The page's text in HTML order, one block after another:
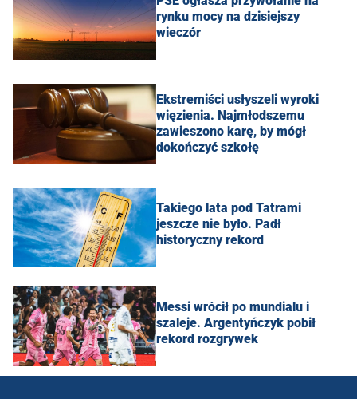
rynku mocy na dzisiejszy
wieczór
Ekstremiści usłyszeli wyroki
więzienia. Najmłodszemu
zawieszono karę, by mógł
dokończyć szkołę
Takiego lata pod Tatrami
jeszcze nie było. Padł
historyczny rekord
Messi wrócił po mundialu i
szaleje. Argentyńczyk pobił
rekord rozgrywek